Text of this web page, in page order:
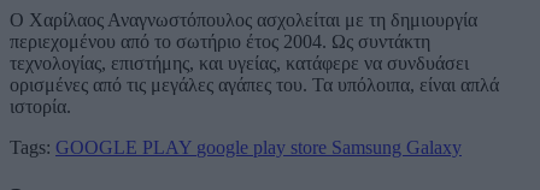
Ο Χαρίλαος Αναγνωστόπουλος ασχολείται με τη δημιουργία
περιεχομένου από το σωτήριο έτος 2004. Ως συντάκτη
τεχνολογίας, επιστήμης, και υγείας, κατάφερε να συνδυάσει
ορισμένες από τις μεγάλες αγάπες του. Τα υπόλοιπα, είναι απλά
ιστορία.
Tags: GOOGLE PLAY google play store Samsung Galaxy